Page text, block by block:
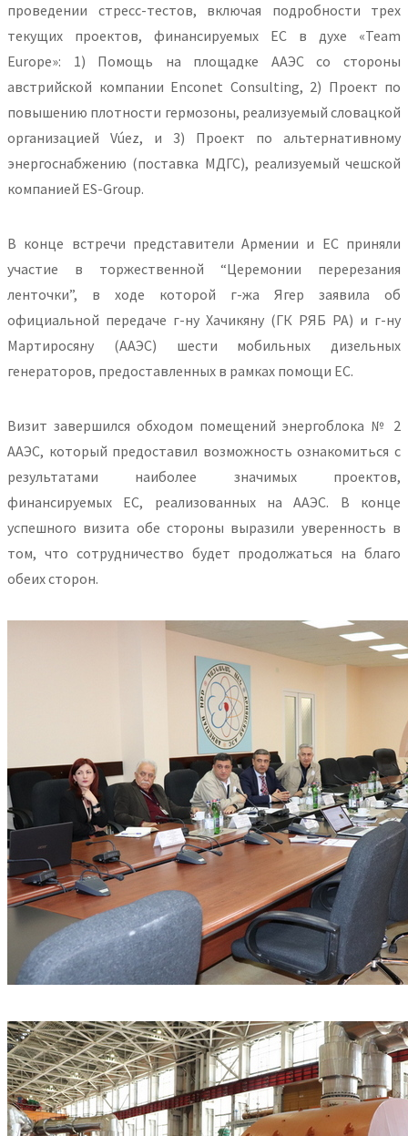
проведении стресс-тестов, включая подробности трех
текущих проектов, финансируемых ЕС в духе «Team
Europe»: 1) Помощь на площадке ААЭС со стороны
австрийской компании Enconet Consulting, 2) Проект по
повышению плотности гермозоны, реализуемый словацкой
организацией Vúez, и 3) Проект по альтернативному
энергоснабжению (поставка МДГС), реализуемый чешской
компанией ES-Group.
В конце встречи представители Армении и ЕС приняли
участие в торжественной “Церемонии перерезания
ленточки”, в ходе которой г-жа Ягер заявила об
официальной передаче г-ну Хачикяну (ГК РЯБ РА) и г-ну
Мартиросяну (ААЭС) шести мобильных дизельных
генераторов, предоставленных в рамках помощи ЕС.
Визит завершился обходом помещений энергоблока № 2
ААЭС, который предоставил возможность ознакомиться с
результатами наиболее значимых проектов,
финансируемых ЕС, реализованных на ААЭС. В конце
успешного визита обе стороны выразили уверенность в
том, что сотрудничество будет продолжаться на благо
обеих сторон.